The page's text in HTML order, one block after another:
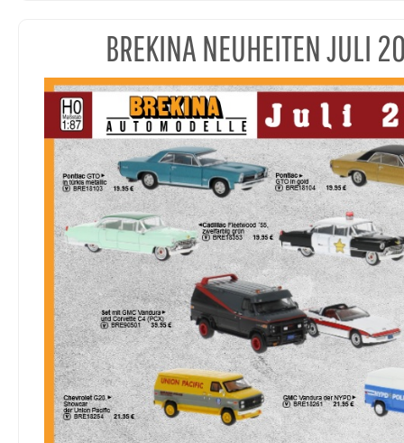
BREKINA NEUHEITEN JULI